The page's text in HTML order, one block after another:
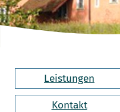
Leistungen
Kontakt